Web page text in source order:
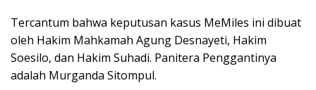
Tercantum bahwa keputusan kasus MeMiles ini dibuat
oleh Hakim Mahkamah Agung Desnayeti, Hakim
Soesilo, dan Hakim Suhadi. Panitera Penggantinya
adalah Murganda Sitompul.